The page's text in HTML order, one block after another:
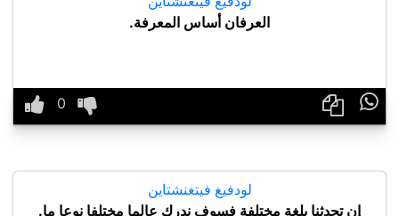
العرفان أساس المعرفة.

لودفيغ فيتغنشتاين
إن تحدثنا بلغة مختلفة فسوف ندرك عالما مختلفا نوعا ما.